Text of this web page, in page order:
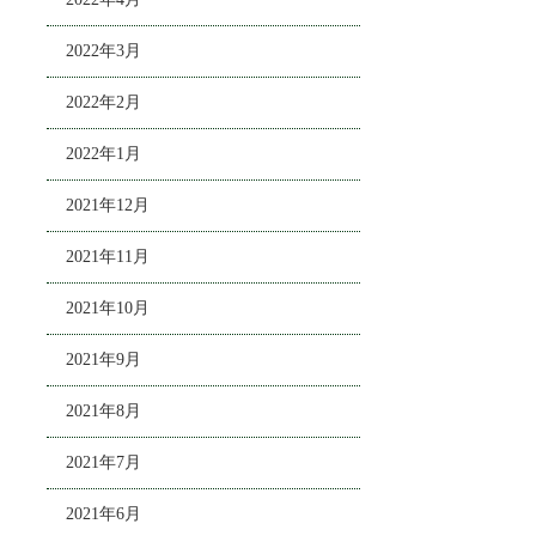
2022年3月
2022年2月
2022年1月
2021年12月
2021年11月
2021年10月
2021年9月
2021年8月
2021年7月
2021年6月